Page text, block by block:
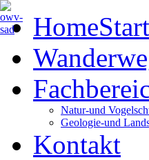
Home
Natur-und
Geologie-und
Kontakt